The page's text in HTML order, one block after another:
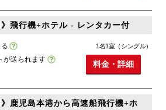
》飛行機+ホテル - レンタカー付
が送られます
1名1室（シングル）
料金・詳細
》鹿児島本港から高速船飛行機+ホ